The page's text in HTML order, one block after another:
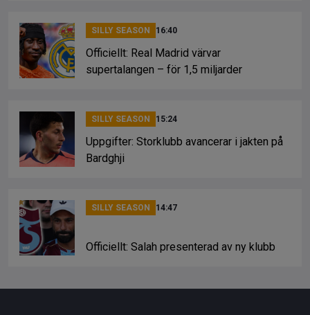
SILLY SEASON 16:40
Officiellt: Real Madrid värvar
supertalangen – för 1,5 miljarder
SILLY SEASON 15:24
Uppgifter: Storklubb avancerar i jakten på
Bardghji
SILLY SEASON 14:47
Officiellt: Salah presenterad av ny klubb